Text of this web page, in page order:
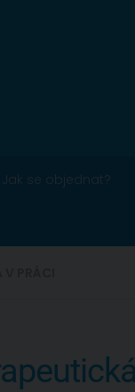
Jak se objednat?